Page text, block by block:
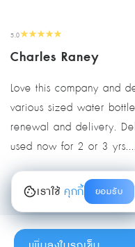
5.0
Charles Raney
Love this company and
various sized water
renewal and delivery.
used now for 2 or 3 yrs....
เราใช้คุกกี้ ยอมรับ